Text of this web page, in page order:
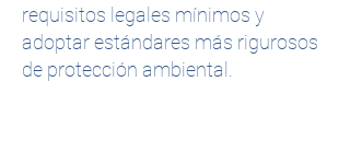
requisitos legales mínimos y
adoptar estándares más rigurosos
de protección ambiental.